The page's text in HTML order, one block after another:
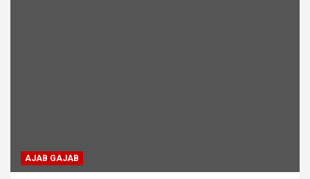
AJAB GAJAB